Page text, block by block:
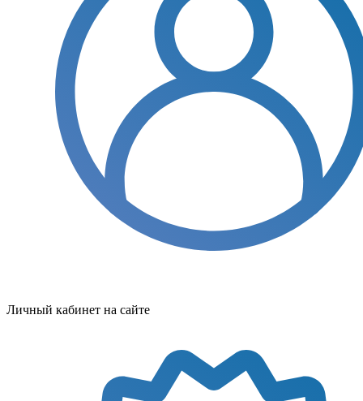
Личный кабинет на сайте